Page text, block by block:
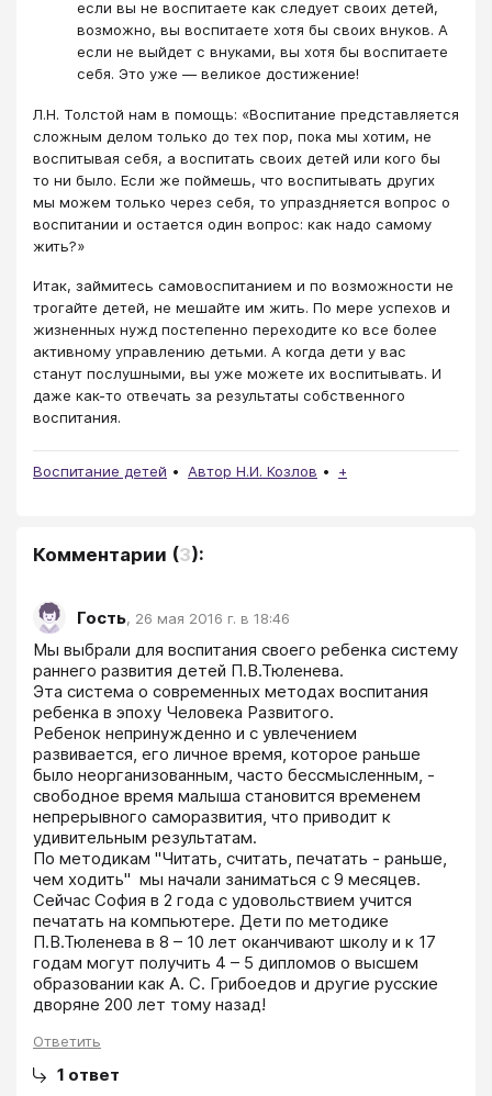
если вы не воспитаете как следует своих детей,
возможно, вы воспитаете хотя бы своих внуков. А
если не выйдет с внуками, вы хотя бы воспитаете
себя. Это уже — великое достижение!
Л.Н. Толстой нам в помощь: «Воспитание представляется
сложным делом только до тех пор, пока мы хотим, не
воспитывая себя, а воспитать своих детей или кого бы
то ни было. Если же поймешь, что воспитывать других
мы можем только через себя, то упраздняется вопрос о
воспитании и остается один вопрос: как надо самому
жить?»
Итак, займитесь самовоспитанием и по возможности не
трогайте детей, не мешайте им жить. По мере успехов и
жизненных нужд постепенно переходите ко все более
активному управлению детьми. А когда дети у вас
станут послушными, вы уже можете их воспитывать. И
даже как-то отвечать за результаты собственного
воспитания.
Воспитание детей Автор Н.И. Козлов +
Комментарии (3):
Гость, 26 мая 2016 г. в 18:46
Мы выбрали для воспитания своего ребенка систему
раннего развития детей П.В.Тюленева.
Эта система о современных методах воспитания
ребенка в эпоху Человека Развитого.
Ребенок непринужденно и с увлечением
развивается, его личное время, которое раньше
было неорганизованным, часто бессмысленным, -
свободное время малыша становится временем
непрерывного саморазвития, что приводит к
удивительным результатам.
По методикам "Читать, считать, печатать - раньше,
чем ходить"  мы начали заниматься с 9 месяцев.
Сейчас София в 2 года с удовольствием учится
печатать на компьютере. Дети по методике
П.В.Тюленева в 8 – 10 лет оканчивают школу и к 17
годам могут получить 4 – 5 дипломов о высшем
образовании как А. С. Грибоедов и другие русские
Ответить
1 ответ